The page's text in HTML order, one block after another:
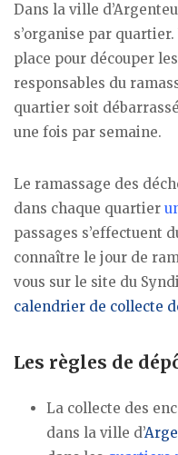
Dans la ville
s’organise par
place pour découper
responsables du
quartier soit
une fois par semaine.
Le ramassage des
dans chaque quartier
passages s’effectuent
connaître le jour de
vous sur le site du
calendrier de collecte
Les règles de
La collecte des
dans la ville d’